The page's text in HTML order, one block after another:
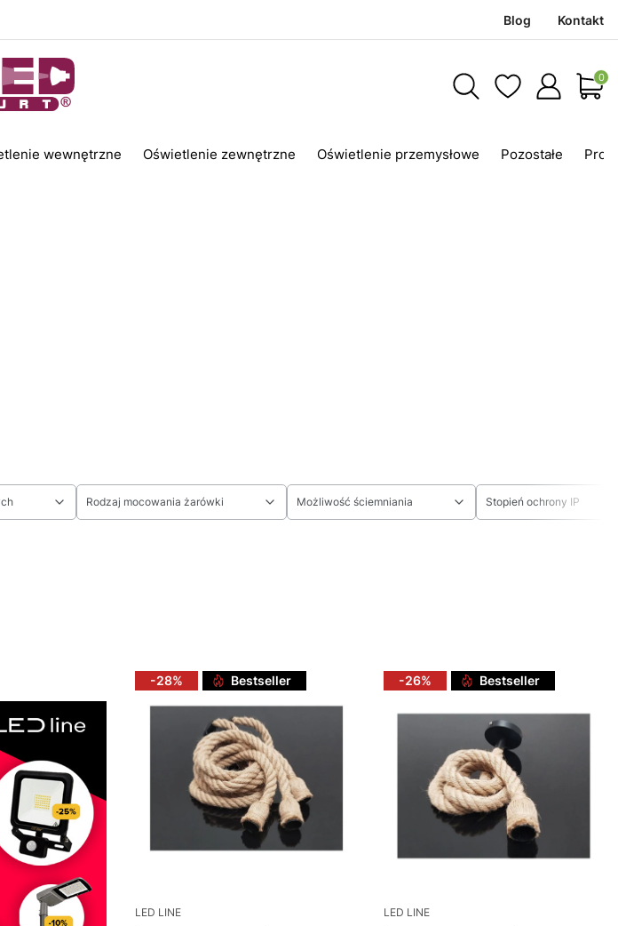
Blog Kontakt
wewnętrzne Oświetlenie zewnętrzne Oświetlenie przemysłowe Pozostałe
Rodzaj mocowania żarówki Możliwość ściemniania Stopień ochrony IP
-28% Bestseller
LED LINE
-26% Bestseller
LED LINE